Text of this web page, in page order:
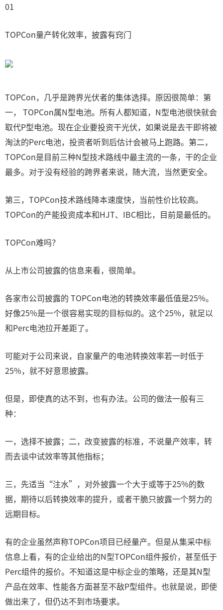
01
TOPCon量产转化效率，披露有窍门
TOPCon，几乎是跨界光伏者的集体选择。原因很简单：第
一， TOPCon属N型电池。所有人都知道，N型电池很快就会
取代P型电池。现在企业要投资干光伏，如果说是去干即将被
淘汰的Perc电池，投资者听到后估计会被马上跑路。第二，
TOPCon是目前三种N型技术路线中最主流的一条，干的企业
最多。对于没有经验的跨界者来说，随大流，当然更安全。
第三，TOPCon技术路线降本速度快，当前性价比较高。
TOPCon的产能投资成本和HJT、IBC相比，目前是最低的。
TOPCon难吗？
从上市公司披露的信息来看，很简单。
各家市公司披露的 TOPCon电池的转换效率最低值是25%。
好像25%是一个很容易实现的目标似的。这个25%，就足以
和Perc电池拉开差距了。
可能对于公司来说，自家量产的电池转换效率若一时低于
25%，就不好意思披露。
但是，即使真的达不到，也有办法。公司的做法一般有三
种：
一，选择不披露；二，改变披露的标准，不说量产效率，转
而去谈中试效率等其他指标；
三，先适当“注水”，对外披露一个大于或等于25%的数
据，期待以后转换效率的提升，或者干脆只披露一个努力的
远期目标。
有的企业虽然声称TOPCon项目已经量产。但是从集采中标
信息上看，有的企业给出的N型TOPCon组件报价，甚至低于
Perc组件的报价。不知道这是中标企业的策略，还是其N型
产品在效率、性能各方面甚至不敌P型组件。也就是说，即使
做出来了，但仍达不到市场要求。